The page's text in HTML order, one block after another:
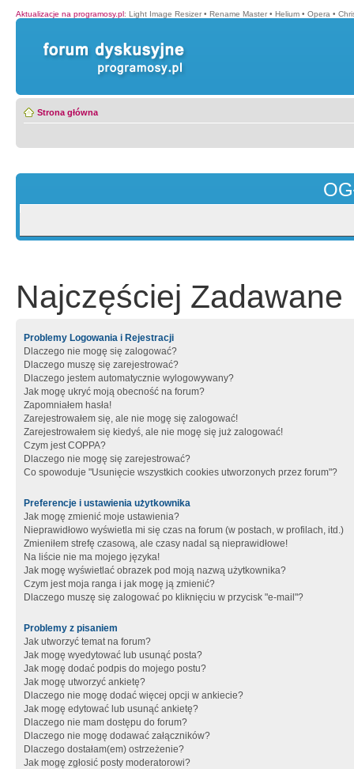
Aktualizacje na programosy.pl: Light Image Resizer • Rename Master • Helium • Opera •
Strona główna
Najczęściej Zadawane
Problemy Logowania i Rejestracji
Dlaczego nie mogę się zalogować?
Dlaczego muszę się zarejestrować?
Dlaczego jestem automatycznie wylogowywany?
Jak mogę ukryć moją obecność na forum?
Zapomniałem hasła!
Zarejestrowałem się, ale nie mogę się zalogować!
Zarejestrowałem się kiedyś, ale nie mogę się już zalogować!
Czym jest COPPA?
Dlaczego nie mogę się zarejestrować?
Co spowoduje "Usunięcie wszystkich cookies utworzonych przez forum"?
Preferencje i ustawienia użytkownika
Jak mogę zmienić moje ustawienia?
Nieprawidłowo wyświetla mi się czas na forum (w postach, w profilach, itd.)
Zmieniłem strefę czasową, ale czasy nadal są nieprawidłowe!
Na liście nie ma mojego języka!
Jak mogę wyświetlać obrazek pod moją nazwą użytkownika?
Czym jest moja ranga i jak mogę ją zmienić?
Dlaczego muszę się zalogować po kliknięciu w przycisk "e-mail"?
Problemy z pisaniem
Jak utworzyć temat na forum?
Jak mogę wyedytować lub usunąć posta?
Jak mogę dodać podpis do mojego postu?
Jak mogę utworzyć ankietę?
Dlaczego nie mogę dodać więcej opcji w ankiecie?
Jak mogę edytować lub usunąć ankietę?
Dlaczego nie mam dostępu do forum?
Dlaczego nie mogę dodawać załączników?
Dlaczego dostałam(em) ostrzeżenie?
Jak mogę zgłosić posty moderatorowi?